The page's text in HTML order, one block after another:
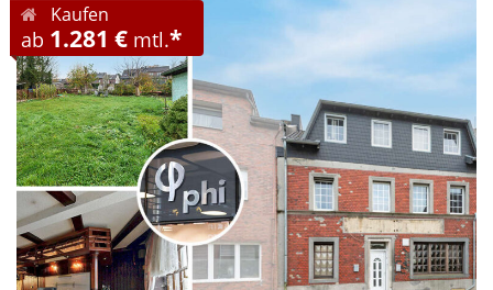
Kaufen
ab 1.281 € mtl.*